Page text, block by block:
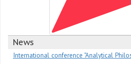
News
International conference "Analytical